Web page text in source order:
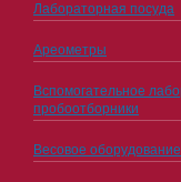
Лабораторная посуда
Ареометры
Вспомогательное
пробоотборники
Весовое оборудование